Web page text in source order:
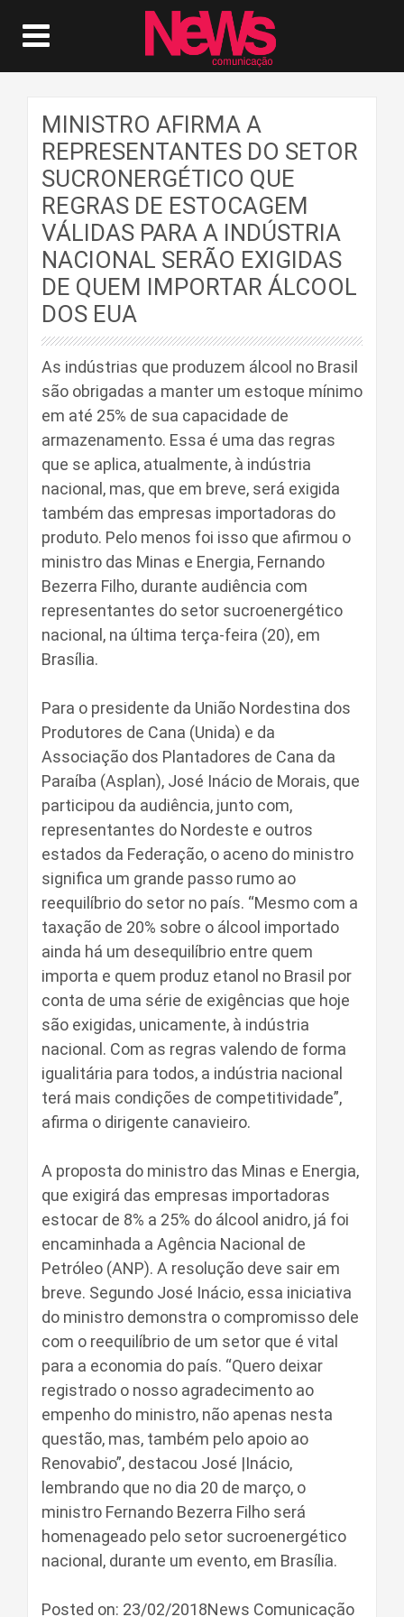
MINISTRO AFIRMA A
REPRESENTANTES DO SETOR
SUCRONERGÉTICO QUE
REGRAS DE ESTOCAGEM
VÁLIDAS PARA A INDÚSTRIA
NACIONAL SERÃO EXIGIDAS
DE QUEM IMPORTAR ÁLCOOL
DOS EUA
As indústrias que produzem álcool no Brasil
são obrigadas a manter um estoque mínimo
em até 25% de sua capacidade de
armazenamento. Essa é uma das regras
que se aplica, atualmente, à indústria
nacional, mas, que em breve, será exigida
também das empresas importadoras do
produto. Pelo menos foi isso que afirmou o
ministro das Minas e Energia, Fernando
Bezerra Filho, durante audiência com
representantes do setor sucroenergético
nacional, na última terça-feira (20), em
Brasília.
Para o presidente da União Nordestina dos
Produtores de Cana (Unida) e da
Associação dos Plantadores de Cana da
Paraíba (Asplan), José Inácio de Morais, que
participou da audiência, junto com,
representantes do Nordeste e outros
estados da Federação, o aceno do ministro
significa um grande passo rumo ao
reequilíbrio do setor no país. “Mesmo com a
taxação de 20% sobre o álcool importado
ainda há um desequilíbrio entre quem
importa e quem produz etanol no Brasil por
conta de uma série de exigências que hoje
são exigidas, unicamente, à indústria
nacional. Com as regras valendo de forma
igualitária para todos, a indústria nacional
terá mais condições de competitividade”,
afirma o dirigente canavieiro.
A proposta do ministro das Minas e Energia,
que exigirá das empresas importadoras
estocar de 8% a 25% do álcool anidro, já foi
encaminhada a Agência Nacional de
Petróleo (ANP). A resolução deve sair em
breve. Segundo José Inácio, essa iniciativa
do ministro demonstra o compromisso dele
com o reequilíbrio de um setor que é vital
para a economia do país. “Quero deixar
registrado o nosso agradecimento ao
empenho do ministro, não apenas nesta
questão, mas, também pelo apoio ao
Renovabio”, destacou José |Inácio,
lembrando que no dia 20 de março, o
ministro Fernando Bezerra Filho será
homenageado pelo setor sucroenergético
nacional, durante um evento, em Brasília.
Posted on: 23/02/2018News Comunicação